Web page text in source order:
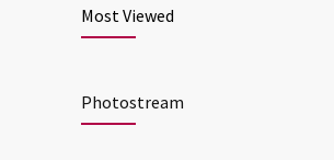
Most Viewed
Photostream